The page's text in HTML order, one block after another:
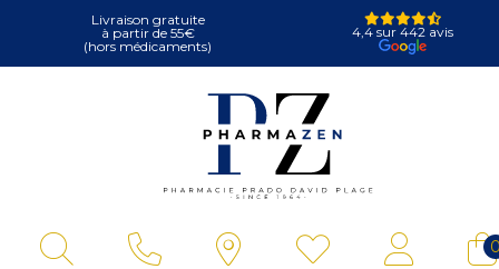
Livraison gratuite
à partir de 55€
(hors médicaments)
4,4 sur 442 avis